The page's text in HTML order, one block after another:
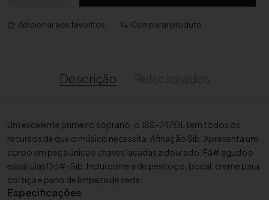
n
d
e
S
a
x
Adicionar aos favoritos Comparar produto
Descrição
Um excelente primeiro soprano, o JSS-747GL tem todos os
recursos de que o músico necessita. Afinação Sib. Apresenta um
corpo em peça única e chaves lacadas a dourado, Fá# agudo e
espátulas Dó#-Sib. Inclui correia de pescoço, bocal, creme para
cortiça e pano de limpeza de seda.
Especificações